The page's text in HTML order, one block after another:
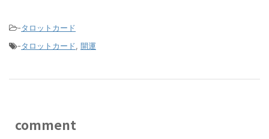
-タロットカード
-タロットカード, 開運
comment